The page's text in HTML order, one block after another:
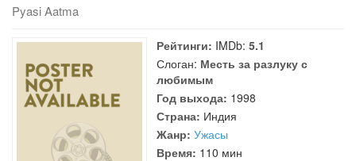
Pyasi Aatma
Рейтинги: IMDb: 5.1
Слоган: Месть за разлуку с
любимым
Год выхода: 1998
Страна: Индия
Жанр: Ужасы
Время: 110 мин